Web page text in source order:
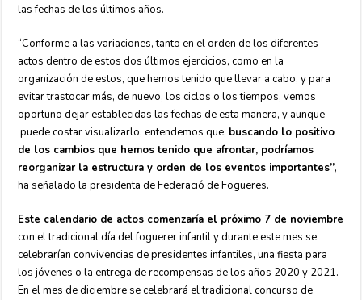
las fechas de los últimos años.
“Conforme a las variaciones, tanto en el orden de los diferentes
actos dentro de estos dos últimos ejercicios, como en la
organización de estos, que hemos tenido que llevar a cabo, y para
evitar trastocar más, de nuevo, los ciclos o los tiempos, vemos
oportuno dejar establecidas las fechas de esta manera, y aunque
puede costar visualizarlo, entendemos que, buscando lo positivo
de los cambios que hemos tenido que afrontar, podríamos
reorganizar la estructura y orden de los eventos importantes”,
ha señalado la presidenta de Federació de Fogueres.
Este calendario de actos comenzaría el próximo 7 de noviembre
con el tradicional día del foguerer infantil y durante este mes se
celebrarían convivencias de presidentes infantiles, una fiesta para
los jóvenes o la entrega de recompensas de los años 2020 y 2021.
En el mes de diciembre se celebrará el tradicional concurso de